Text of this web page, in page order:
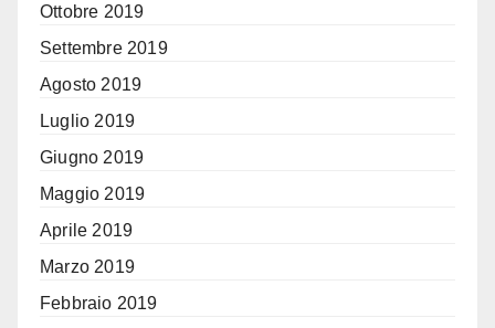
Ottobre 2019
Settembre 2019
Agosto 2019
Luglio 2019
Giugno 2019
Maggio 2019
Aprile 2019
Marzo 2019
Febbraio 2019